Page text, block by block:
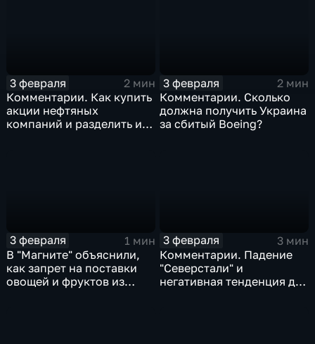
3 февраля
2 мин
Комментарии. Как купить
акции нефтяных
компаний и разделить их
3 февраля
2 мин
Комментарии. Сколько
должна получить Украина
за сбитый Boeing?
3 февраля
1 мин
В "Магните" объяснили,
как запрет на поставки
овощей и фруктов из
3 февраля
3 мин
Комментарии. Падение
"Северстали" и
негативная тенденция для